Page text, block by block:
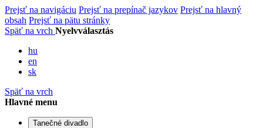
Prejsť na navigáciu Prejsť na prepínač jazykov Prejsť na hlavný
obsah Prejsť na pätu stránky
Späť na vrch Nyelvválasztás
hu
en
sk
Späť na vrch
Hlavné menu
Tanečné divadlo